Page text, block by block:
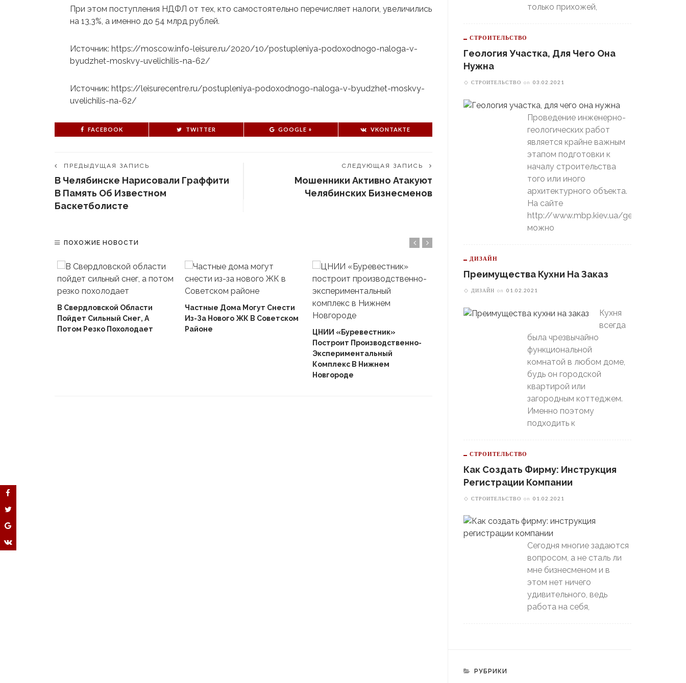
При этом поступления НДФЛ от тех, кто самостоятельно перечисляет налоги, увеличились
на 13,3%, а именно до 54 млрд рублей.
Источник: https://moscow.info-leisure.ru/2020/10/postupleniya-podoxodnogo-naloga-v-
byudzhet-moskvy-uvelichilis-na-62/
Источник: https://leisurecentre.ru/postupleniya-podoxodnogo-naloga-v-byudzhet-moskvy-
uvelichilis-na-62/
FACEBOOK TWITTER GOOGLE + VKONTAKTE
ПРЕДЫДУЩАЯ ЗАПИСЬ
В Челябинске Нарисовали Граффити
В Память Об Известном
Баскетболисте
СЛЕДУЮЩАЯ ЗАПИСЬ
Мошенники Активно Атакуют
Челябинских Бизнесменов
ПОХОЖИЕ НОВОСТИ
В Свердловской Области
Пойдет Сильный Снег, А
Потом Резко Похолодает
Частные Дома Могут Снести
Из-За Нового ЖК В Советском
Районе
ЦНИИ «Буревестник»
Построит Производственно-
Экспериментальный
Комплекс В Нижнем
Новгороде
Екатеринбургский
Плей-Офф, Даже Не Доиграв
Пойдет Сильный Снег, А
Потом Резко Похолодает
только прихожей,
СТРОИТЕЛЬСТВО
Геология Участка, Для Чего Она
Нужна
СТРОИТЕЛЬСТВО on 03.02.2021
Проведение инженерно-
геологических работ
является крайне важным
этапом подготовки к
началу строительства
того или иного
архитектурного объекта.
На сайте
http://www.mbp.kiev.ua/geology
можно
ДИЗАЙН
Преимущества Кухни На Заказ
ДИЗАЙН on 01.02.2021
Кухня
всегда
была чрезвычайно
функциональной
комнатой в любом доме,
будь он городской
квартирой или
загородным коттеджем.
Именно поэтому
подходить к
СТРОИТЕЛЬСТВО
Как Создать Фирму: Инструкция
Регистрации Компании
СТРОИТЕЛЬСТВО on 01.02.2021
Сегодня многие задаются
вопросом, а не сталь ли
мне бизнесменом и в
этом нет ничего
удивительного, ведь
работа на себя,
РУБРИКИ